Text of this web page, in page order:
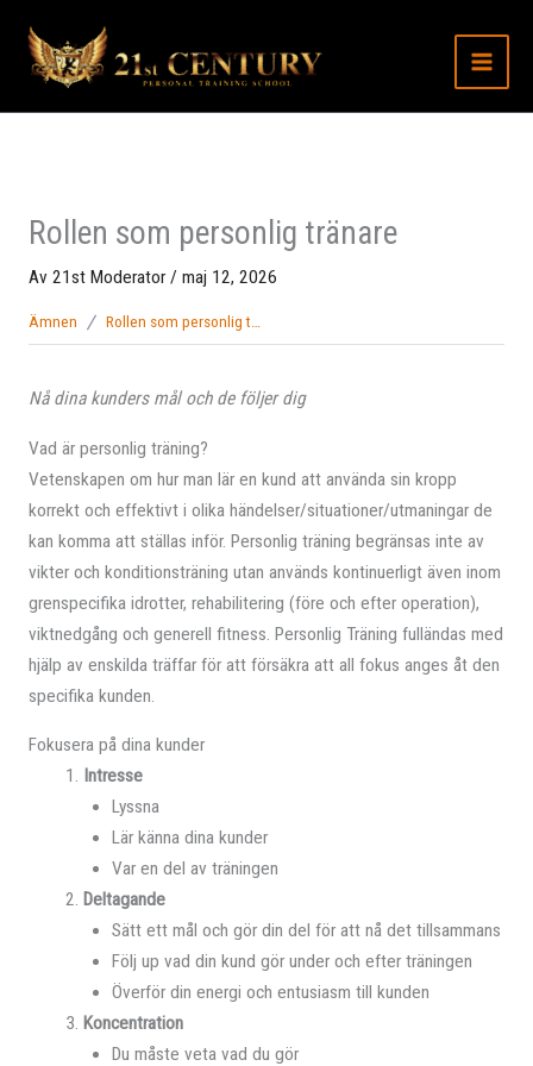
innehåll
Rollen som personlig tränare
Av 21st Moderator/ maj 12, 2026
Ämnen
Nå dina kunders mål och de följer dig
Vad är personlig träning?
Vetenskapen om hur man lär en kund att använda sin kropp
korrekt och effektivt i olika händelser/situationer/utmaningar de
kan komma att ställas inför. Personlig träning begränsas inte av
vikter och konditionsträning utan används kontinuerligt även inom
grenspecifika idrotter, rehabilitering (före och efter operation),
viktnedgång och generell fitness. Personlig Träning fulländas med
hjälp av enskilda träffar för att försäkra att all fokus anges åt den
specifika kunden.
Fokusera på dina kunder
Intresse
Lyssna
Lär känna dina kunder
Var en del av träningen
Deltagande
Sätt ett mål och gör din del för att nå det tillsammans
Följ up vad din kund gör under och efter träningen
Överför din energi och entusiasm till kunden
Koncentration
Du måste veta vad du gör